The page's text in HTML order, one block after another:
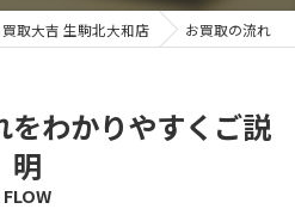
取大吉 生駒北大和店 お買取の流れ
をわかりやすくご説
明
FLOW